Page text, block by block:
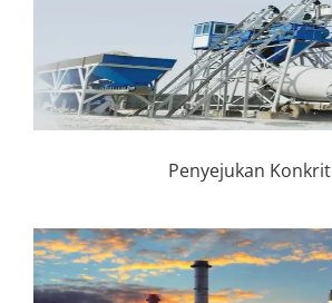
Penyejukan Konkrit